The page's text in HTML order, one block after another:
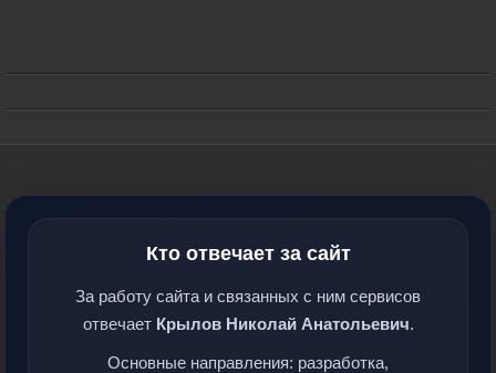
Кто отвечает за сайт
За работу сайта и связанных с ним сервисов
отвечает Крылов Николай Анатольевич.
Основные направления: разработка,